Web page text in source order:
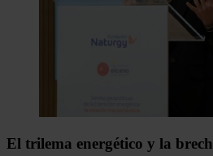
El trilema energético y la